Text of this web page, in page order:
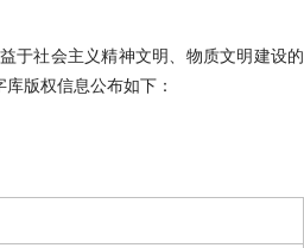
于社会主义精神文明、物质文明建设的
版权信息公布如下：